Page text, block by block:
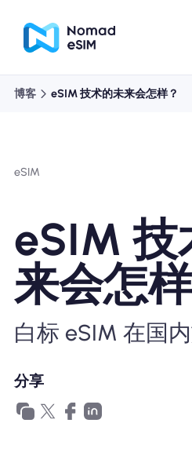
关于 eSIM
博客 eSIM 技术的未来会怎样？
eSIM
eSIM 技
来会怎
白标 eSIM 在国
分享